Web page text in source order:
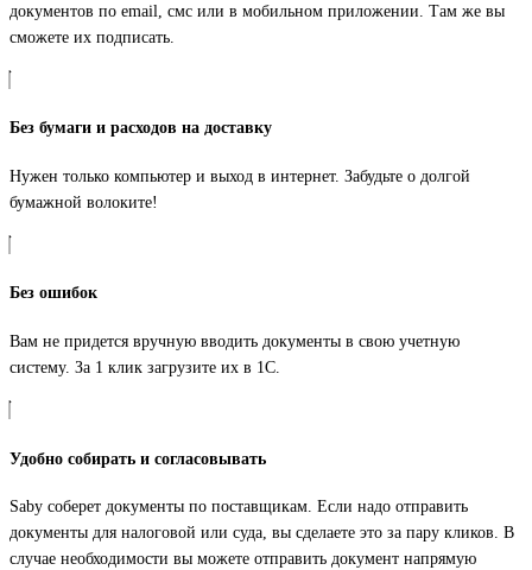
документов по email, смс или в мобильном приложении. Там же вы
сможете их подписать.
Без бумаги и расходов на доставку
Нужен только компьютер и выход в интернет. Забудьте о долгой
бумажной волоките!
Без ошибок
Вам не придется вручную вводить документы в свою учетную
систему. За 1 клик загрузите их в 1С.
Удобно собирать и согласовывать
Saby соберет документы по поставщикам. Если надо отправить
документы для налоговой или суда, вы сделаете это за пару кликов. В
случае необходимости вы можете отправить документ напрямую